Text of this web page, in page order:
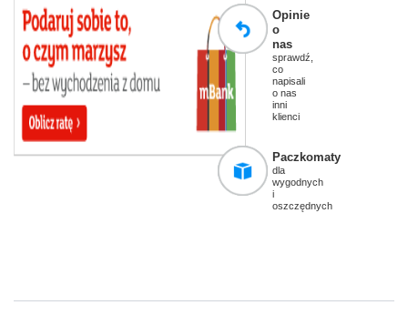
Opinie
o
nas
sprawdź,
co
napisali
o nas
inni
klienci
Paczkomaty
dla
wygodnych
i
oszczędnych